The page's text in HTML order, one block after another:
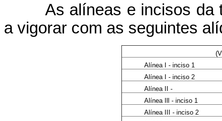
As alíneas e incisos da
a vigorar com as seguintes
Alínea I - inciso 1
Alínea I - inciso 2
Alínea II -
Alínea Ill - inciso 1
Alínea III - inciso 2